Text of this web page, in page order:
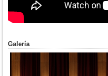
Galería